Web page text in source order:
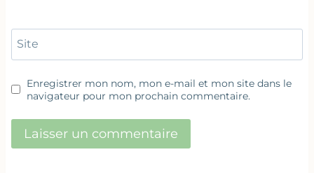
Site
Enregistrer mon nom, mon e-mail et mon site dans le
navigateur pour mon prochain commentaire.